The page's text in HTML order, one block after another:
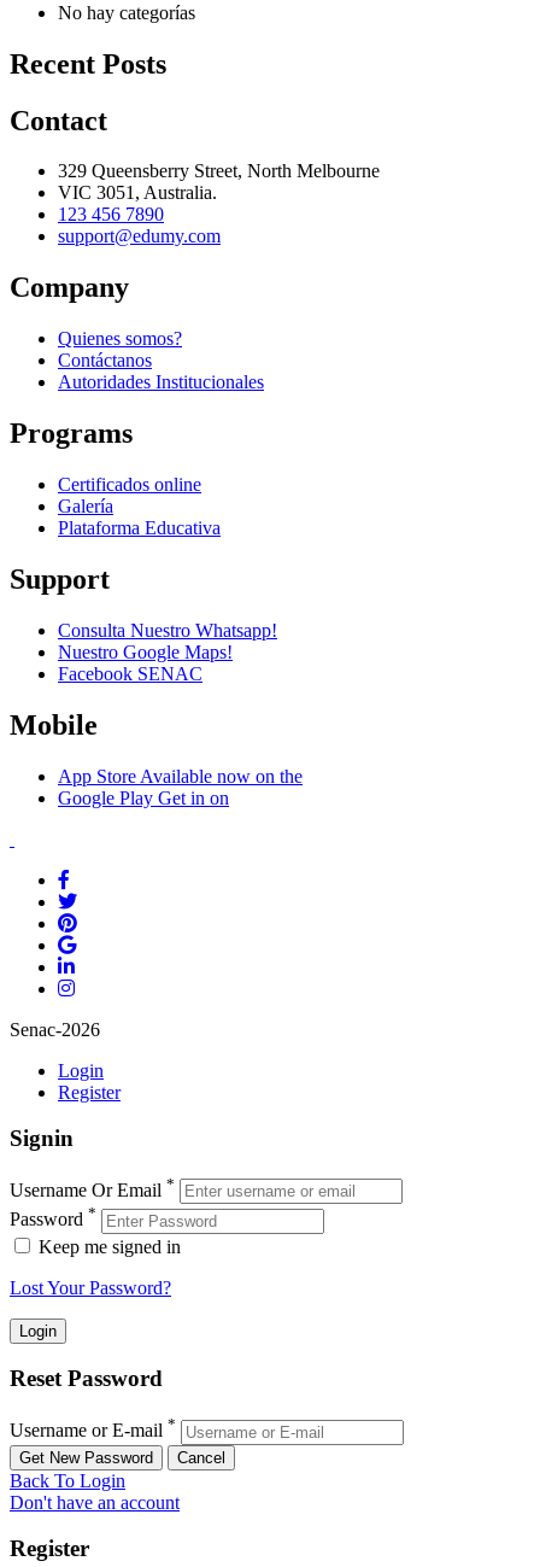
No hay categorías
Recent Posts
Contact
329 Queensberry Street, North Melbourne
VIC 3051, Australia.
123 456 7890
support@edumy.com
Company
Quienes somos?
Contáctanos
Autoridades Institucionales
Programs
Certificados online
Galería
Plataforma Educativa
Support
Consulta Nuestro Whatsapp!
Nuestro Google Maps!
Facebook SENAC
Mobile
App Store Available now on the
Google Play Get in on
Senac-2026
Login
Register
Signin
Username Or Email *
Password *
Keep me signed in
Lost Your Password?
Reset Password
Username or E-mail *
Back To Login
Don't have an account
Register